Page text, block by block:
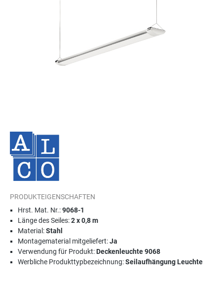
PRODUKTEIGENSCHAFTEN
Hrst. Mat. Nr.:9068-1
Länge des Seiles:2 x 0,8 m
Material:Stahl
Montagematerial mitgeliefert:Ja
Verwendung für Produkt:Deckenleuchte 9068
Werbliche Produkttypbezeichnung:Seilaufhängung Leuchte